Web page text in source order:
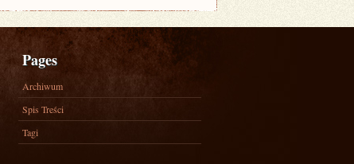
Pages
Archiwum
Spis Treści
Tagi